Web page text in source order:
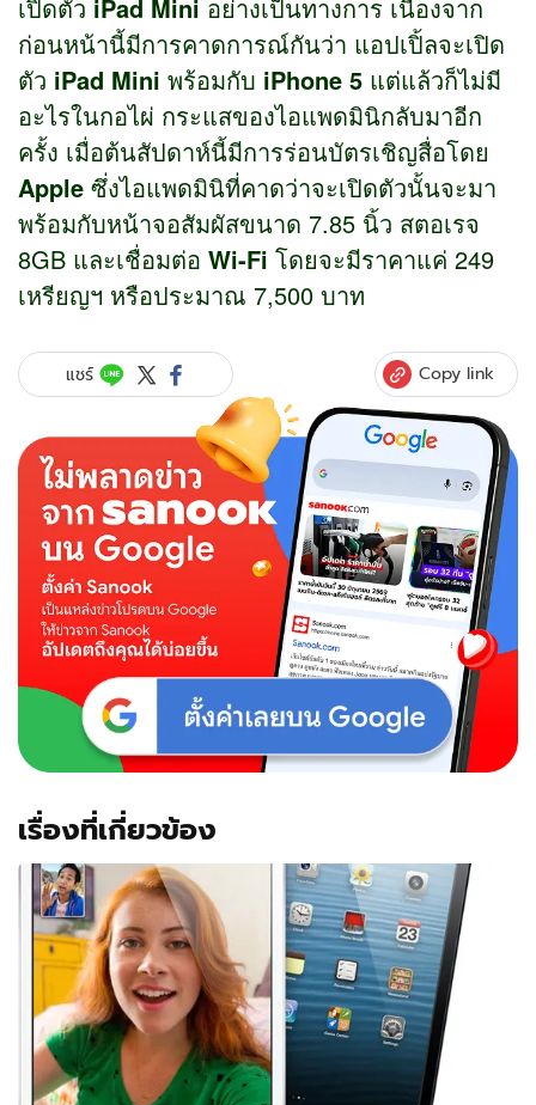
เปิดตัว iPad Mini อย่างเป็นทางการ เนื่องจาก
ก่อนหน้านี้มีการคาดการณ์กันว่า แอปเปิ้ลจะเปิด
ตัว iPad Mini พร้อมกับ iPhone 5 แต่แล้วก็ไม่มี
อะไรในกอไผ่ กระแสของไอแพดมินิกลับมาอีก
ครั้ง เมื่อต้นสัปดาห์นี้มีการร่อนบัตรเชิญสื่อโดย
Apple ซึ่งไอแพดมินิที่คาดว่าจะเปิดตัวนั้นจะมา
พร้อมกับหน้าจอสัมผัสขนาด 7.85 นิ้ว สตอเรจ
8GB และเชื่อมต่อ Wi-Fi โดยจะมีราคาแค่ 249
เหรียญฯ หรือประมาณ 7,500 บาท
แชร์ Copy link
เรื่องที่เกี่ยวข้อง